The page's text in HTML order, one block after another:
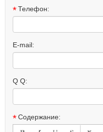
*Телефон:
E-mail:
Q Q:
*Содержание: